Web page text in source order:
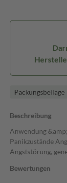
Packungsbeilage
Beschreibung
Anwendung
Panikzustände
Angststörung,
Bewertungen